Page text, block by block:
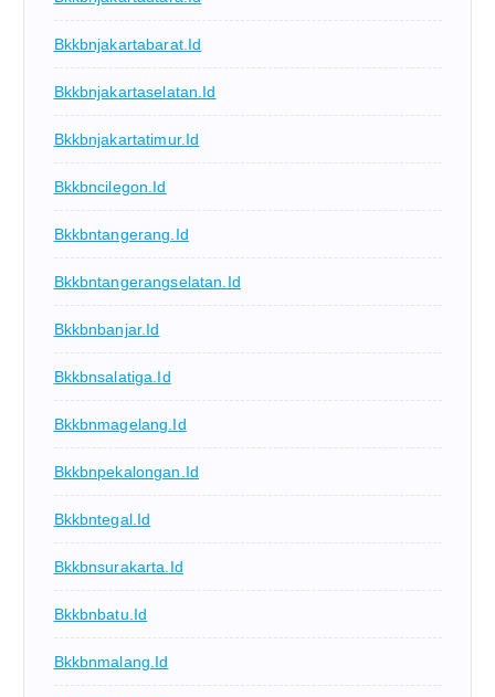
Bkkbnjakartabarat.id
Bkkbnjakartaselatan.id
Bkkbnjakartatimur.id
Bkkbncilegon.id
Bkkbntangerang.id
Bkkbntangerangselatan.id
Bkkbnbanjar.id
Bkkbnsalatiga.id
Bkkbnmagelang.id
Bkkbnpekalongan.id
Bkkbntegal.id
Bkkbnsurakarta.id
Bkkbnbatu.id
Bkkbnmalang.id